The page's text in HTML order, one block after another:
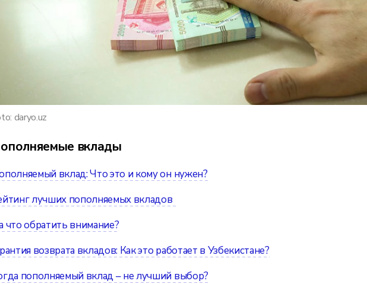
daryo.uz
вклады
вклад: Что это и кому он нужен?
лучших пополняемых вкладов
что обратить внимание?
возврата вкладов: Как это работает в Узбекистане?
пополняемый вклад – не лучший выбор?